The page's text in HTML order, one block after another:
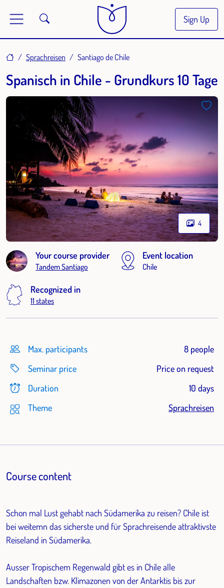
Sign Up
HomeSprachreisen Santiago de Chile
Spanisch in Chile - Grundkurs 10 Tage
4
Your course provider
Tandem Santiago
Event location
Chile
Recognized in
11 states
Max. participants
8 people
Seminar price
Price on request
Duration
10 days
Theme
Sprachreisen
Course content
Schon mal Lust gehabt nach Südamerika zu reisen? Chile ist
bei weitemn das sicherste und für Sprachreisende attraktivste
Reiseland in Südamerika.
Ausser Tropischem Regenwald gibt es in Chile alle
Landschaften bzw. Klimazonen von der Antarktis bis zur